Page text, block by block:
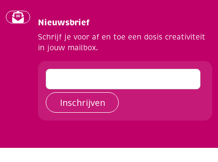
Nieuwsbrief
Schrijf je voor af en toe een dosis creativiteit
in jouw mailbox.
Inschrijven